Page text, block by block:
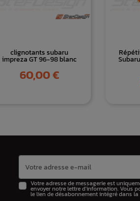
clignotants subaru
impreza GT 96-98 blanc
Prix
60,00 €
Votre adresse de messagerie est
envoyer notre lettre d'information. Vous
le lien de désabonnement intégré dans la